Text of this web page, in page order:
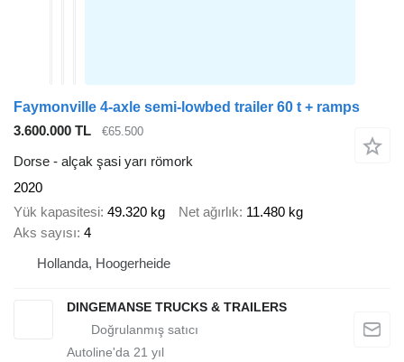
Faymonville 4-axle semi-lowbed trailer 60 t + ramps
3.600.000 TL
€65.500
Dorse - alçak şasi yarı römork
2020
Yük kapasitesi 49.320 kg Net ağırlık 11.480 kg
Aks sayısı 4
Hollanda, Hoogerheide
DINGEMANSE TRUCKS & TRAILERS
Autoline'da 21 yıl